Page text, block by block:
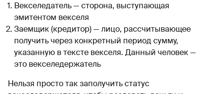
Векселедатель — сторона, выступающая
эмитентом векселя
Заемщик (кредитор) — лицо, рассчитывающее
получить через конкретный период сумму,
указанную в тексте векселя. Данный человек —
это векселедержатель
Нельзя просто так заполучить статус